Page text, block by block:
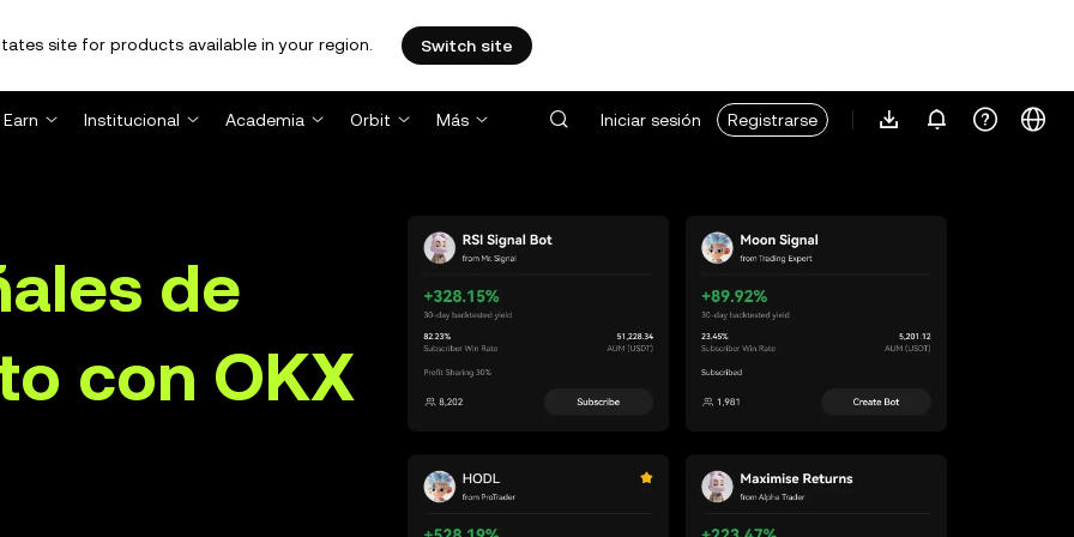
site for products available in your region. Switch site
Earn Institucional Academia Orbit Más Iniciar sesión Registrarse
de
con OKX